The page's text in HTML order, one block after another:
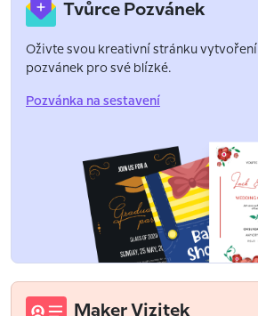
Tvůrce Pozvánek
Oživte svou kreativní stránku
pozvánek pro své blízké.
Pozvánka na sestavení
Maker Vizitek